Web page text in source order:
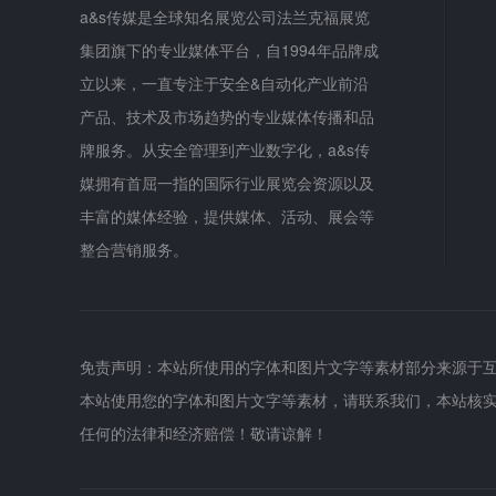
a&s传媒是全球知名展览公司法兰克福展览
集团旗下的专业媒体平台，自1994年品牌成
立以来，一直专注于安全&自动化产业前沿
产品、技术及市场趋势的专业媒体传播和品
牌服务。从安全管理到产业数字化，a&s传
媒拥有首屈一指的国际行业展览会资源以及
丰富的媒体经验，提供媒体、活动、展会等
整合营销服务。
免责声明：本站所使用的字体和图片文字等素材部分来源
本站使用您的字体和图片文字等素材，请联系我们，本站
任何的法律和经济赔偿！敬请谅解！